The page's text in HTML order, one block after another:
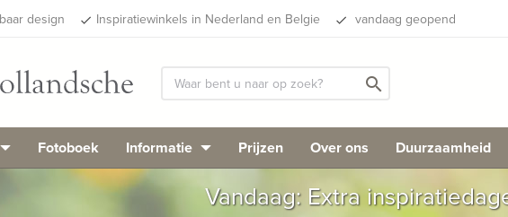
design done Inspiratiewinkels in Nederland en Belgie done vandaag geopend
search
Fotoboek Informatie Prijzen Over ons Duurzaamheid
Vandaag: Extra